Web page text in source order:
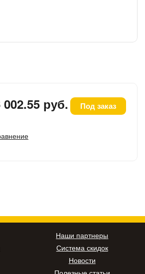
002.55 руб. Под заказ
Наши партнеры
Система скидок
Новости